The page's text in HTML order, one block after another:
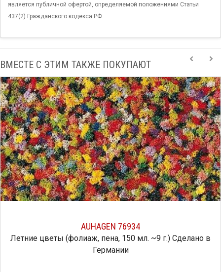
является публичной офертой, определяемой положениями Статьи
437(2) Гражданского кодекса РФ.
ВМЕСТЕ С ЭТИМ ТАКЖЕ ПОКУПАЮТ
AUHAGEN 76934
Летние цветы (фолиаж, пена, 150 мл. ~9 г.) Сделано в
Германии